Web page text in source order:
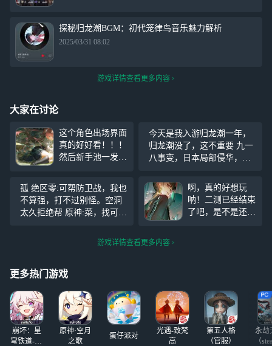
探秘归龙潮BGM：初代笼律鸟音乐魅力解析
2025/03/31 08:02
游戏详情查看更多内容
大家在讨论
这个角色出场界面
真的好好看！！！
然后新手池一发出
(*ﾟ▽ﾟ*)o)))#归龙
潮#
今天是我入游归龙潮一年，
归龙潮没了，这不重要 九一
八事变，日本局部侵华，勿
孤 绝区零:可帮防卫战，我也
不算强，打不过别怪。空洞
太久拒绝帮 原神:菜，找可
可帮扶忘却，末日，混沌，
宇宙除外 归龙潮:可帮扶跑酷
帮扶别来装，吹有
啊，真的好想玩
呐！二测已经结束
了吧，是不是还会
频，越看越想玩啊
～#归龙潮
游戏详情查看更多内容
更多热门游戏
崩坏：星
穹铁道-4.4
原神·空月
之歌
蛋仔派对
光遇-致梵
高
第五人格
（官服）
永劫
（